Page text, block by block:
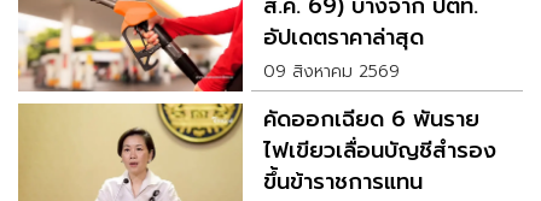
อัปเดตราคาล่าสุด
09 สิงหาคม 2569
คัดออกเฉียด 6 พันราย
ไฟเขียวเลื่อนบัญชีสำรอง
ขึ้นข้าราชการแทน